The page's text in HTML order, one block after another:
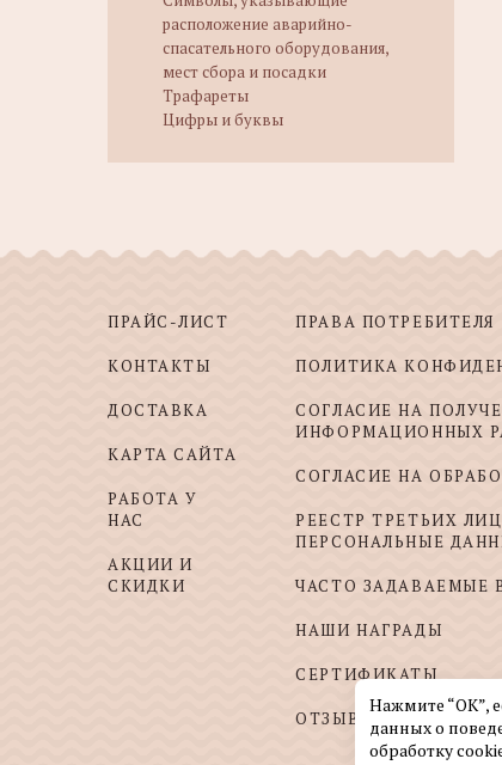
расположение аварийно-
спасательного оборудования,
мест сбора и посадки
Трафареты
Цифры и буквы
ПРАЙС-ЛИСТ
КОНТАКТЫ
ДОСТАВКА
КАРТА САЙТА
РАБОТА У
НАС
АКЦИИ И
СКИДКИ
ПРАВА ПОТРЕБИТЕЛЯ
ПОЛИТИКА
СОГЛАСИЕ НА
ИНФОРМАЦИОННЫХ
СОГЛАСИЕ НА
РЕЕСТР ТРЕТЬИХ
ПЕРСОНАЛЬНЫЕ
ЧАСТО ЗАДАВАЕМЫЕ
НАШИ НАГРАДЫ
СЕРТИФИКАТЫ
ОТЗЫВЫ И
Нажмите “ОК”,
данных о
обработку